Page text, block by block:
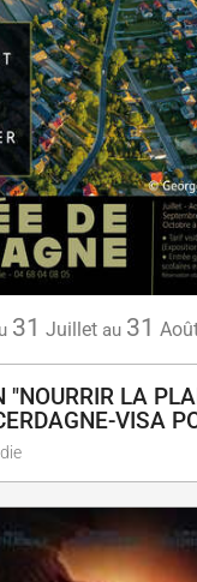
31 Juillet au 31
"NOURRIR LA
VISA